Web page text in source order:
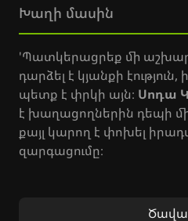
Խաղի մասին
'Պատկերացրեք մի
դարձել է կյանքի էություն,
պետք է փրկի այն։ Սոդա
է խաղացողներին դեպի
քայլ կարող է փոխել
զարգացումը։
մարտական